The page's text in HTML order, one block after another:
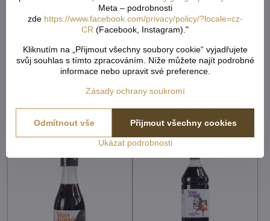
Shoyu sojová omáčka
175ml Sunfood 4842
Skladem - externí sklad
56,57 Kč
50,51 Kčbez DPH
Tamari sojová omáčka
175ml Sunfood bez lepku
73,37 Kč
65,50 Kč bez DPH
Meta – podrobnosti
zde https://www.facebook.com/privacy/policy/?locale=cz-
CR (Facebook, Instagram)."
Kliknutím na „Přijmout všechny soubory cookie“ vyjadřujete
svůj souhlas s tímto zpracováním. Níže můžete najít podrobné
informace nebo upravit své preference.
Zásady ochrany soukromí
Ukázat podrobnosti
Přijmout všechny cookies
Odmítnout vše